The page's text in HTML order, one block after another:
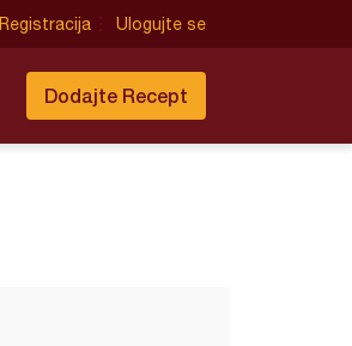
Registracija Ulogujte se
Dodajte Recept